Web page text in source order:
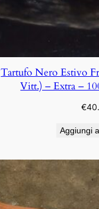
Tartufo Nero Estivo
Vitt.) – Extra –
€
Aggiungi